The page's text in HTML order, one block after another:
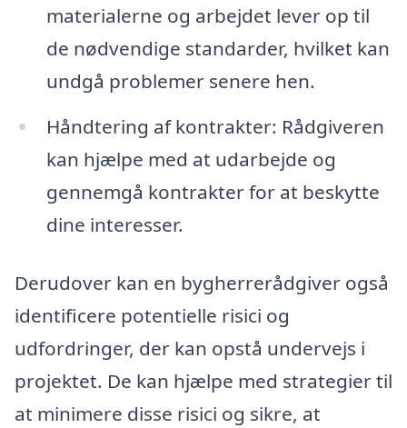
materialerne og arbejdet lever op til
de nødvendige standarder, hvilket kan
undgå problemer senere hen.
Håndtering af kontrakter: Rådgiveren
kan hjælpe med at udarbejde og
gennemgå kontrakter for at beskytte
dine interesser.
Derudover kan en bygherrerådgiver også
identificere potentielle risici og
udfordringer, der kan opstå undervejs i
projektet. De kan hjælpe med strategier til
at minimere disse risici og sikre, at